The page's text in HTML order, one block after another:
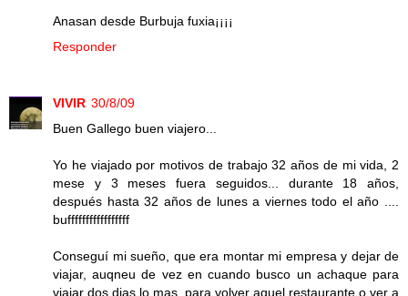
Anasan desde Burbuja fuxia¡¡¡¡
Responder
VIVIR 30/8/09
Buen Gallego buen viajero...
Yo he viajado por motivos de trabajo 32 años de mi vida, 2
mese y 3 meses fuera seguidos... durante 18 años,
después hasta 32 años de lunes a viernes todo el año ....
bufffffffffffffffff
Conseguí mi sueño, que era montar mi empresa y dejar de
viajar, auqneu de vez en cuando busco un achaque para
viajar dos dias lo mas, para volver aquel restaurante o ver a